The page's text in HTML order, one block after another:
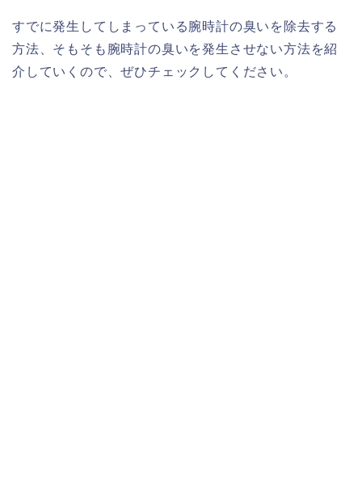
すでに発生してしまっている腕時計の臭いを除去する
方法、そもそも腕時計の臭いを発生させない方法を紹
介していくので、ぜひチェックしてください。